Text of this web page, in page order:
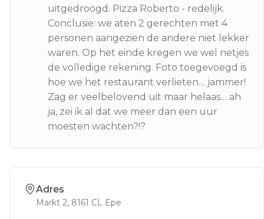
uitgedroogd. Pizza Roberto - redelijk.
Conclusie: we aten 2 gerechten met 4
personen aangezien de andere niet lekker
waren. Op het einde kregen we wel netjes
de volledige rekening. Foto toegevoegd is
hoe we het restaurant verlieten… jammer!
Zag er veelbelovend uit maar helaas… ah
ja, zei ik al dat we meer dan een uur
moesten wachten?!?
Adres
Markt 2, 8161 CL Epe